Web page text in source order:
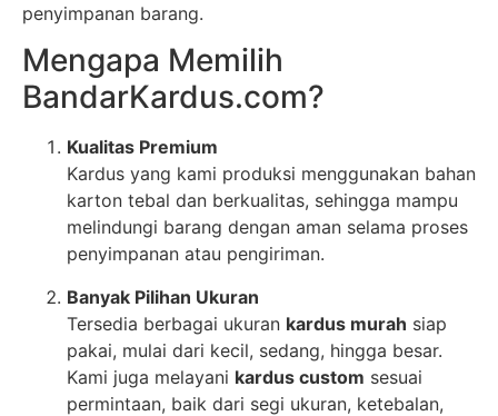
penyimpanan barang.
Mengapa Memilih
BandarKardus.com?
Kualitas Premium
Kardus yang kami produksi menggunakan bahan
karton tebal dan berkualitas, sehingga mampu
melindungi barang dengan aman selama proses
penyimpanan atau pengiriman.
Banyak Pilihan Ukuran
Tersedia berbagai ukuran kardus murah siap
pakai, mulai dari kecil, sedang, hingga besar.
Kami juga melayani kardus custom sesuai
permintaan, baik dari segi ukuran, ketebalan,